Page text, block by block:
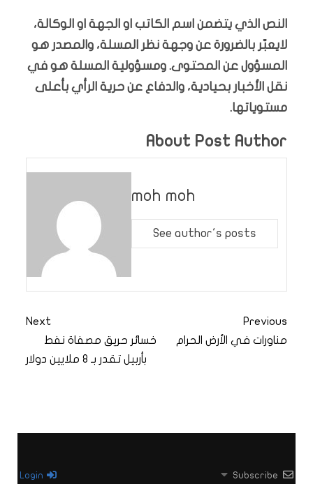
النص الذي يتضمن اسم الكاتب او الجهة او الوكالة،
لايعبّر بالضرورة عن وجهة نظر المسلة، والمصدر هو
المسؤول عن المحتوى. ومسؤولية المسلة هو في
نقل الأخبار بحيادية، والدفاع عن حرية الرأي بأعلى
مستوياتها.
About Post Author
moh moh
See author's posts
Previous
مناورات في الأرض الحرام
Next
خسائر حريق مصفاة نفط
بأربيل تقدر بـ 8 ملايين دولار
Subscribe